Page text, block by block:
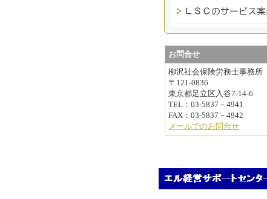
お問合せ
柳沢社会保険労務士事務所
〒121-0836
東京都足立区入谷7-14-6
TEL：03-5837－4941
FAX：03-5837－4942
メールでのお問合せ